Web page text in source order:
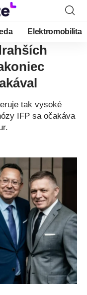
Elektromobilita
tak vysoké
IFP sa očakáva